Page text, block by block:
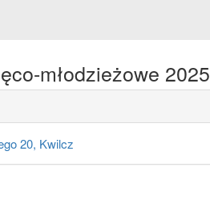
młodzieżowe 2025
20, Kwilcz